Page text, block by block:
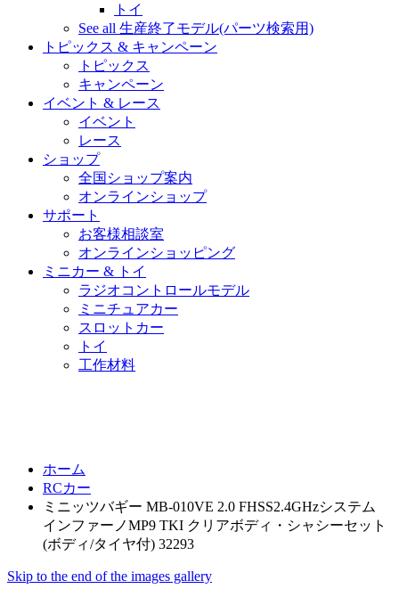
トイ
See all 生産終了モデル(パーツ検索用)
トピックス & キャンペーン
トピックス
キャンペーン
イベント & レース
イベント
レース
ショップ
全国ショップ案内
オンラインショップ
サポート
お客様相談室
オンラインショッピング
ミニカー & トイ
ラジオコントロールモデル
ミニチュアカー
スロットカー
トイ
工作材料
ホーム
RCカー
ミニッツバギー MB-010VE 2.0 FHSS2.4GHzシステム
インファーノMP9 TKI クリアボディ・シャシーセット
(ボディ/タイヤ付) 32293
Skip to the end of the images gallery